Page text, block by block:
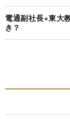
電通副社長×東大
き？